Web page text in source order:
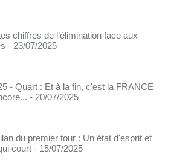
chiffres de l’élimination face aux
- 23/07/2025
- Quart : Et à la fin, c'est la FRANCE
- 20/07/2025
du premier tour : Un état d'esprit et
court - 15/07/2025